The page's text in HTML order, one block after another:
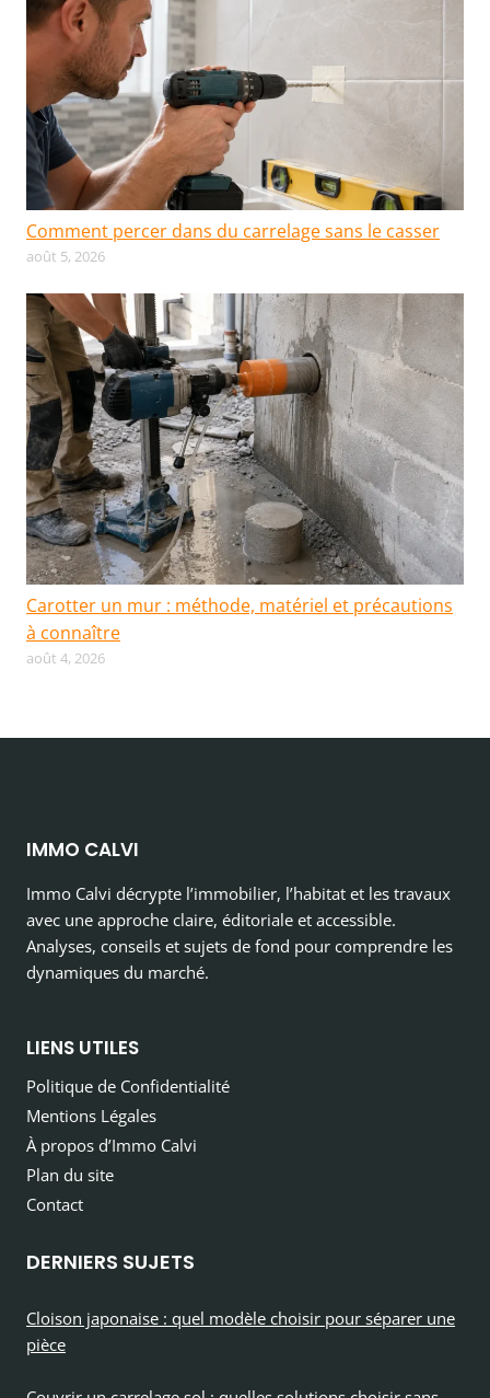
Comment percer dans du carrelage sans le casser
août 5, 2026
Carotter un mur : méthode, matériel et précautions
à connaître
août 4, 2026
IMMO CALVI
Immo Calvi décrypte l’immobilier, l’habitat et les travaux
avec une approche claire, éditoriale et accessible.
Analyses, conseils et sujets de fond pour comprendre les
dynamiques du marché.
LIENS UTILES
Politique de Confidentialité
Mentions Légales
À propos d’Immo Calvi
Plan du site
Contact
DERNIERS SUJETS
Cloison japonaise : quel modèle choisir pour séparer une
pièce